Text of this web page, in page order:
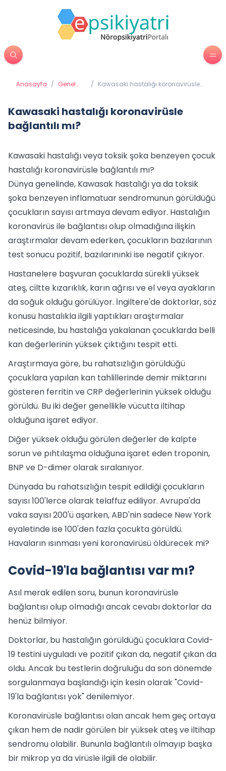
Anasayfa / Genel
/ Kawasaki hastalığı koronavirüsle
Kawasaki hastalığı koronavirüsle
bağlantılı mı?
Kawasaki hastalığı veya toksik şoka benzeyen çocuk
hastalığı koronavirüsle bağlantılı mı?
Dünya genelinde, Kawasak hastalığı ya da toksik
şoka benzeyen inflamatuar sendromunun görüldüğü
çocukların sayısı artmaya devam ediyor. Hastalığın
koronavirüs ile bağlantısı olup olmadığına ilişkin
araştırmalar devam ederken, çocukların bazılarının
test sonucu pozitif, bazılarınınki ise negatif çıkıyor.
Hastanelere başvuran çocuklarda sürekli yüksek
ateş, ciltte kızarıklık, karın ağrısı ve el veya ayakların
da soğuk olduğu görülüyor. İngiltere'de doktorlar, söz
konusu hastalıkla ilgili yaptıkları araştırmalar
neticesinde, bu hastalığa yakalanan çocuklarda belli
kan değerlerinin yüksek çıktığını tespit etti.
Araştırmaya göre, bu rahatsızlığın görüldüğü
çocuklara yapılan kan tahlillerinde demir miktarını
gösteren ferritin ve CRP değerlerinin yüksek olduğu
görüldü. Bu iki değer genellikle vücutta iltihap
olduğuna işaret ediyor.
Diğer yüksek olduğu görülen değerler de kalpte
sorun ve pıhtılaşma olduğuna işaret eden troponin,
BNP ve D-dimer olarak sıralanıyor.
Dünyada bu rahatsızlığın tespit edildiği çocukların
sayısı 100'lerce olarak telaffuz ediliyor. Avrupa'da
vaka sayısı 200'ü aşarken, ABD'nin sadece New York
eyaletinde ise 100'den fazla çocukta görüldü.
Havaların ısınması yeni koronavirüsü öldürecek mi?
Covid-19'la bağlantısı var mı?
Asıl merak edilen soru, bunun koronavirüsle
bağlantısı olup olmadığı ancak cevabı doktorlar da
henüz bilmiyor.
Doktorlar, bu hastalığın görüldüğü çocuklara Covid-
19 testini uyguladı ve pozitif çıkan da, negatif çıkan da
oldu. Ancak bu testlerin doğruluğu da son dönemde
sorgulanmaya başlandığı için kesin olarak "Covid-
19'la bağlantısı yok" denilemiyor.
Koronavirüsle bağlantısı olan ancak hem geç ortaya
çıkan hem de nadir görülen bir yüksek ateş ve iltihap
sendromu olabilir. Bununla bağlantılı olmayıp başka
bir mikrop ya da virüsle ilgili de olabilir.